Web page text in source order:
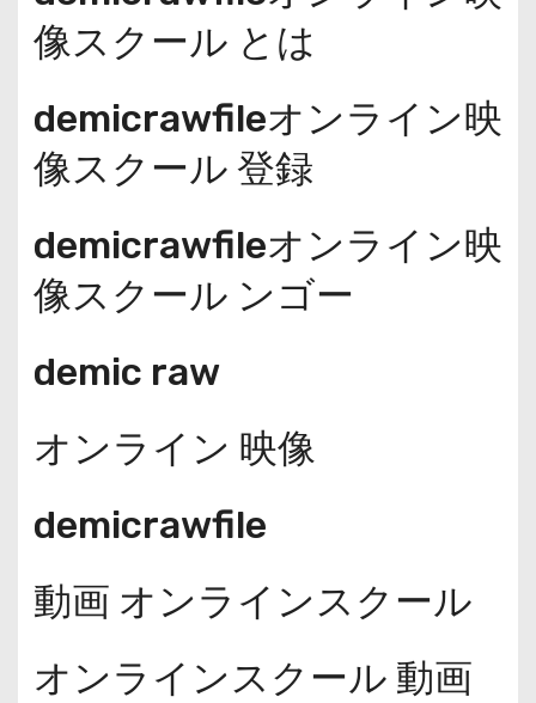
像スクール とは
demicrawfileオンライン映
像スクール 登録
demicrawfileオンライン映
像スクール ンゴー
demic raw
オンライン 映像
demicrawfile
動画 オンラインスクール
オンラインスクール 動画